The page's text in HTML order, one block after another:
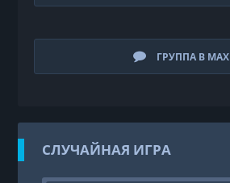
ГРУППА В MAX
СЛУЧАЙНАЯ ИГРА